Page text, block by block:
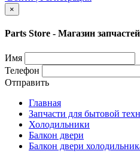
×
Parts Store - Магазин
Имя
Телефон
Отправить
Главная
Запчасти для бытовой
Холодильники
Балкон двери
Балкон двери